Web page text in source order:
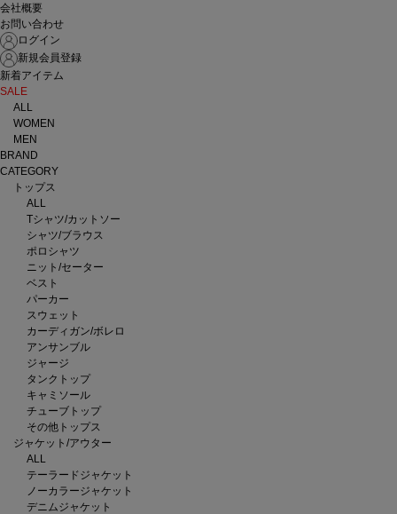
会社概要
お問い合わせ
ログイン
新規会員登録
新着アイテム
SALE
ALL
WOMEN
MEN
BRAND
CATEGORY
トップス
ALL
Tシャツ/カットソー
シャツ/ブラウス
ポロシャツ
ニット/セーター
ベスト
パーカー
スウェット
カーディガン/ボレロ
アンサンブル
ジャージ
タンクトップ
キャミソール
チューブトップ
その他トップス
ジャケット/アウター
ALL
テーラードジャケット
ノーカラージャケット
デニムジャケット